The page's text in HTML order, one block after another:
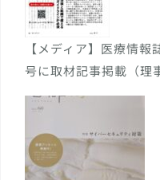
【メディア】医療情
号に取材記事掲載（理